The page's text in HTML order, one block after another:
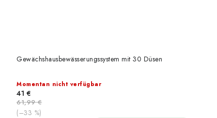
Gewächshausbewässerungssystem mit 30 Düsen
Momentan nicht verfügbar
41 €
61,99 €
(–33 %)